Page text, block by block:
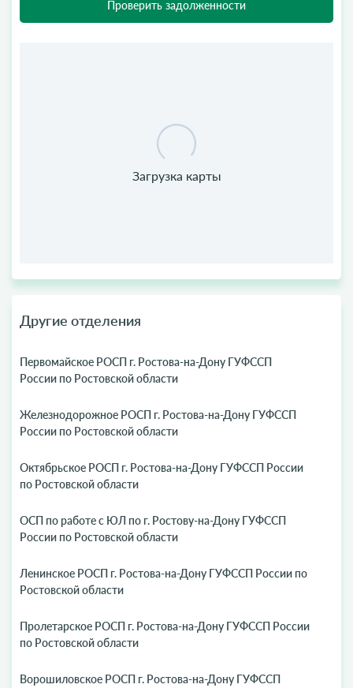
Проверить задолженности
Другие отделения
Первомайское РОСП г. Ростова-на-Дону ГУФССП
России по Ростовской области
Железнодорожное РОСП г. Ростова-на-Дону ГУФССП
России по Ростовской области
Октябрьское РОСП г. Ростова-на-Дону ГУФССП России
по Ростовской области
ОСП по работе с ЮЛ по г. Ростову-на-Дону ГУФССП
России по Ростовской области
Ленинское РОСП г. Ростова-на-Дону ГУФССП России по
Ростовской области
Пролетарское РОСП г. Ростова-на-Дону ГУФССП России
по Ростовской области
Ворошиловское РОСП г. Ростова-на-Дону ГУФССП